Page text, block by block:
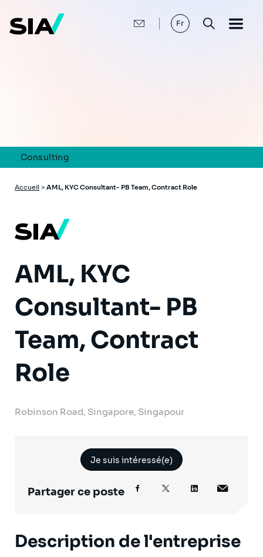
contenu
principal
Fr
Consulting
Fil
Accueil > AML, KYC Consultant- PB Team, Contract Role
AML, KYC
Consultant- PB
Team, Contract
Role
Robinson Road, Singapore, Singapour
Je suis intéressé(e)
Partager ce poste
Description de l'entreprise